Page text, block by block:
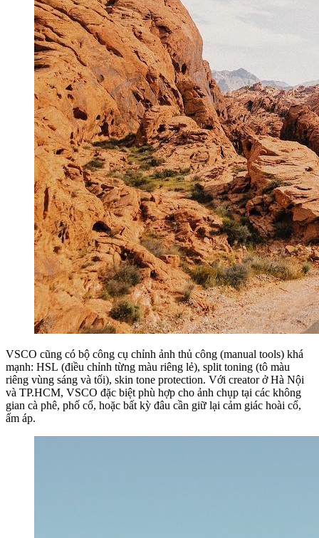
VSCO cũng có bộ công cụ chỉnh ảnh thủ công (manual tools) khá
mạnh: HSL (điều chỉnh từng màu riêng lẻ), split toning (tô màu
riêng vùng sáng và tối), skin tone protection. Với creator ở Hà Nội
và TP.HCM, VSCO đặc biệt phù hợp cho ảnh chụp tại các không
gian cà phê, phố cổ, hoặc bất kỳ đâu cần giữ lại cảm giác hoài cổ,
ấm áp.